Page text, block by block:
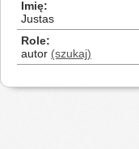
Imię
Justas
Role
autor (szukaj)